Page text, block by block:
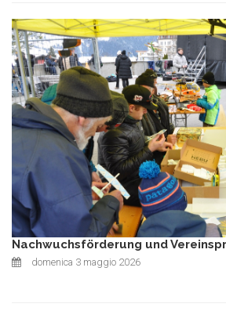
Nachwuchsförderung und
domenica 3 maggio 2026